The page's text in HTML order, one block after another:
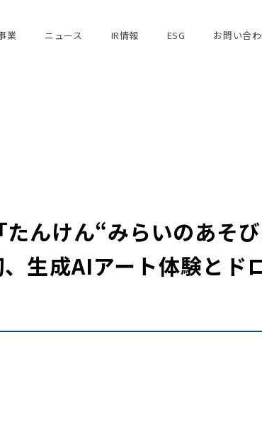
業 ニュース IR情報 ESG お問い合
んけん“みらいのあそ
生成AIアート体験とド